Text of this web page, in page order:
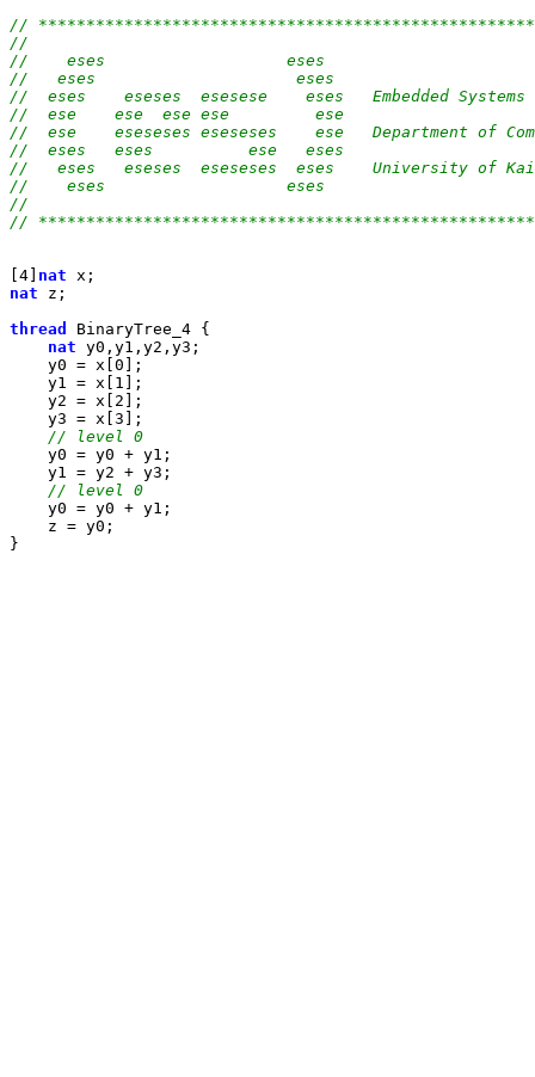
//
//
//    eses                   eses
//   eses                     eses
//  eses    eseses  esesese    eses   Embedded
//  ese    ese  ese ese         ese
//  ese    eseseses eseseses    ese   Department of
//  eses   eses          ese   eses
//   eses   eseses  eseseses  eses    University of
//    eses                   eses
//
//
[4] nat
nat z;
thread
BinaryTree_4 {
nat y0,y1,y2,y3;
    y0 = x[0];
    y1 = x[1];
    y2 = x[2];
    y3 = x[3];
// level 0
    y0 = y0 + y1;
    y1 = y2 + y3;
// level 0
    y0 = y0 + y1;
    z = y0;